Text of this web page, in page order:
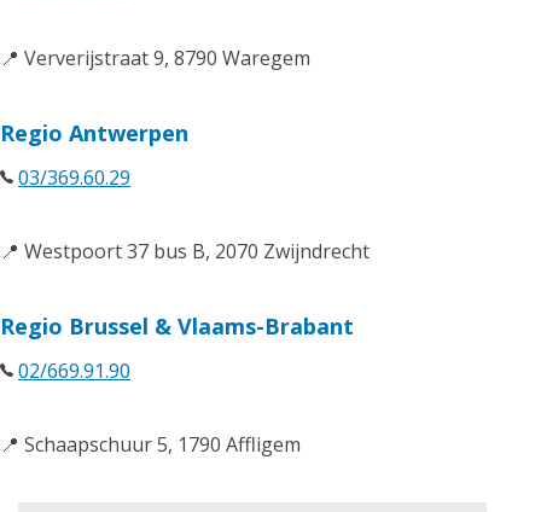
📍 Ververijstraat 9, 8790 Waregem
Regio Antwerpen
03/369.60.29
📍 Westpoort 37 bus B, 2070 Zwijndrecht
Regio Brussel & Vlaams-Brabant
02/669.91.90
📍 Schaapschuur 5, 1790 Affligem